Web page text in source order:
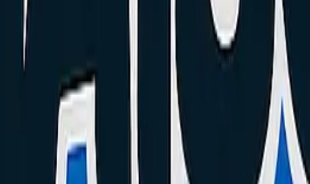
téléphone passe de 40% à 10% d'un seul coup, ou s'éteint brutalement dans le froid.
de votre Samsung commence à se décoller ou forme un renflement, la
en urgence à l'atelier.
Samsung Galaxy (avec pièce Service Pack Officiel Samsung
) prend environ
de retrouver une étanchéité (nouvel adhésif IP68), la gestion parfaite de la
?